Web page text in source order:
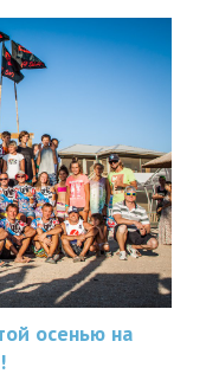
осенью на